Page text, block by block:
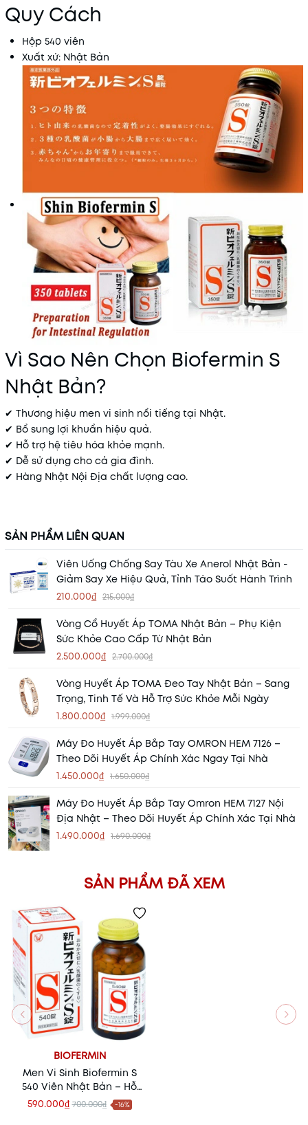
Quy Cách
Hộp 540 viên
Xuất xứ: Nhật Bản
Vì Sao Nên Chọn Biofermin S
Nhật Bản?
✔ Thương hiệu men vi sinh nổi tiếng tại Nhật.
✔ Bổ sung lợi khuẩn hiệu quả.
✔ Hỗ trợ hệ tiêu hóa khỏe mạnh.
✔ Dễ sử dụng cho cả gia đình.
✔ Hàng Nhật Nội Địa chất lượng cao.
SẢN PHẨM LIÊN QUAN
Viên Uống Chống Say Tàu Xe Anerol Nhật Bản -
Giảm Say Xe Hiệu Quả, Tỉnh Táo Suốt Hành Trình
210.000₫ 215.000₫
Vòng Cổ Huyết Áp TOMA Nhật Bản – Phụ Kiện
Sức Khỏe Cao Cấp Từ Nhật Bản
2.500.000₫ 2.700.000₫
Vòng Huyết Áp TOMA Đeo Tay Nhật Bản – Sang
Trọng, Tinh Tế Và Hỗ Trợ Sức Khỏe Mỗi Ngày
1.800.000₫ 1.999.000₫
Máy Đo Huyết Áp Bắp Tay OMRON HEM 7126 –
Theo Dõi Huyết Áp Chính Xác Ngay Tại Nhà
1.450.000₫ 1.650.000₫
Máy Đo Huyết Áp Bắp Tay Omron HEM 7127 Nội
Địa Nhật – Theo Dõi Huyết Áp Chính Xác Tại Nhà
1.490.000₫ 1.690.000₫
SẢN PHẨM ĐÃ XEM
BIOFERMIN
Men Vi Sinh Biofermin S
540 Viên Nhật Bản – Hỗ
Trợ Tiêu Hóa, Cân Bằng
Hệ Vi Sinh Đường Ruột
590.000₫ 700.000₫ -16%